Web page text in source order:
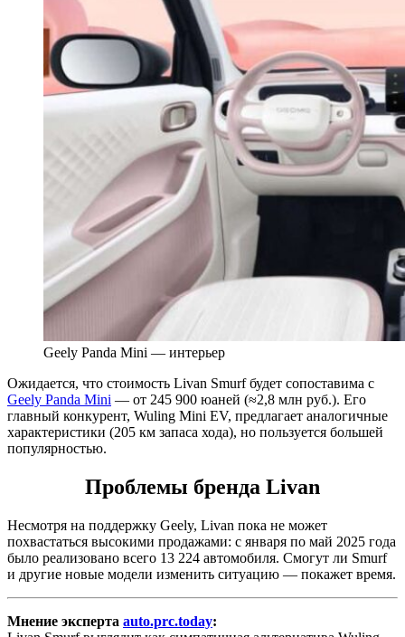
Geely Panda Mini — интерьер
Ожидается, что стоимость Livan Smurf будет сопоставима с
Geely Panda Mini — от 245 900 юаней (≈2,8 млн руб.). Его
главный конкурент, Wuling Mini EV, предлагает аналогичные
характеристики (205 км запаса хода), но пользуется большей
популярностью.
Проблемы бренда Livan
Несмотря на поддержку Geely, Livan пока не может
похвастаться высокими продажами: с января по май 2025 года
было реализовано всего 13 224 автомобиля. Смогут ли Smurf
и другие новые модели изменить ситуацию — покажет время.
Мнение эксперта auto.prc.today: